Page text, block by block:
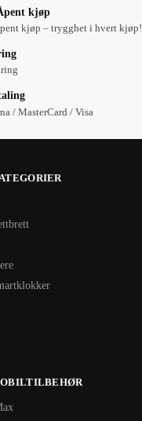
kjøp
kjøp – trygghet i hvert kjøp!
/ MasterCard / Visa